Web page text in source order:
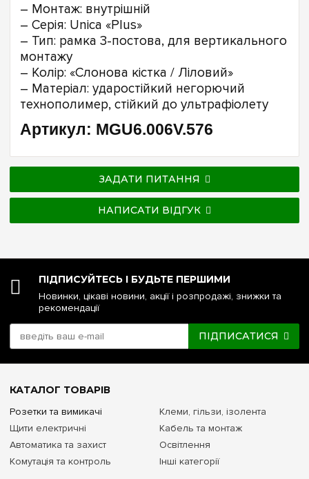
– Монтаж: внутрішній
– Серія: Unica «Plus»
– Тип: рамка 3-постова, для вертикального
монтажу
– Колір: «Слонова кістка / Ліловий»
– Матеріал: ударостійкий негорючий
технополимер, стійкий до ультрафіолету
Артикул: MGU6.006V.576
ЗАДАТИ ПИТАННЯ
НАПИСАТИ ВІДГУК
ПІДПИСУЙТЕСЬ І БУДЬТЕ ПЕРШИМИ
Новинки, цікаві новини, акції і розпродажі, знижки та
рекомендації
ПІДПИСАТИСЯ
КАТАЛОГ ТОВАРІВ
Розетки та вимикачі
Щити електричні
Автоматика та захист
Комутація та контроль
Клеми, гільзи, ізолента
Кабель та монтаж
Освітлення
Інші категорії